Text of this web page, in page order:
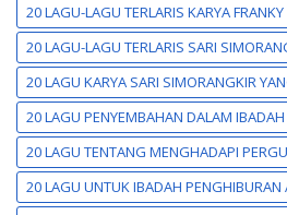
20 LAGU-LAGU TERLARIS KARYA
20 LAGU-LAGU TERLARIS SARI
20 LAGU KARYA SARI SIMORANGKIR
20 LAGU PENYEMBAHAN DALAM IBADAH
20 LAGU TENTANG MENGHADAPI
20 LAGU UNTUK IBADAH PENGHIBURAN